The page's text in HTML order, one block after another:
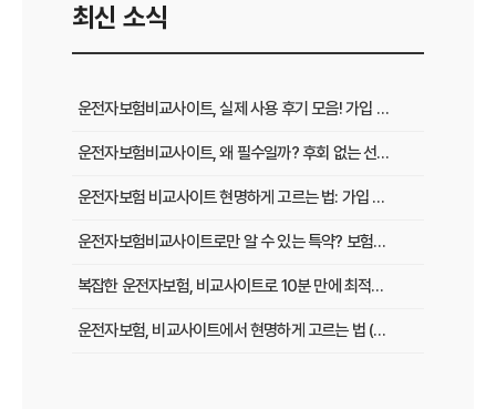
최신 소식
운전자보험비교사이트, 실제 사용 후기 모음! 가입 전 반드시 봐야 할 꿀팁
운전자보험비교사이트, 왜 필수일까? 후회 없는 선택을 위한 3가지 핵심 질문
운전자보험 비교사이트 현명하게 고르는 법: 가입 전 놓치지 말아야 할 체크리스트
운전자보험비교사이트로만 알 수 있는 특약? 보험료 절감 비법 공개
복잡한 운전자보험, 비교사이트로 10분 만에 최적의 설계 끝내는 법
운전자보험, 비교사이트에서 현명하게 고르는 법 (보장 VS 가격)